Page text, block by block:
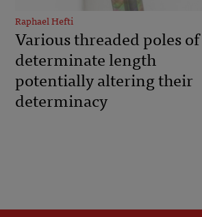
Raphael Hefti
Various threaded poles of
determinate length
potentially altering their
determinacy